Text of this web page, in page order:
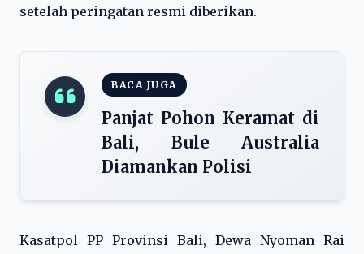
setelah peringatan resmi diberikan.
BACA JUGA
Panjat Pohon Keramat di
Bali, Bule Australia
Diamankan Polisi
Kasatpol PP Provinsi Bali, Dewa Nyoman Rai